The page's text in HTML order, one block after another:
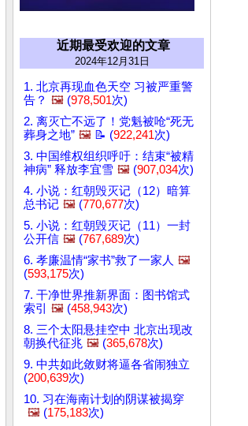
近期最受欢迎的文章
2024年12月31日
1. 北京再现血色天空 习被严重警
告？ 🖼️ (978,501次)
2. 离灭亡不远了！党魁被呛“死无
葬身之地” 🖼️ 📝 (922,241次)
3. 中国维权组织呼吁：结束“被精
神病” 释放李宜雪 🖼️ (907,034次)
4. 小说：红朝毁灭记（12）暗算
总书记 🖼️ (770,677次)
5. 小说：红朝毁灭记（11）一封
公开信 🖼️ (767,689次)
6. 孝廉温情“家书”救了一家人 🖼️
(593,175次)
7. 干净世界推新界面：图书馆式
索引
🖼️ (458,943次)
8. 三个太阳悬挂空中 北京出现改
朝换代征兆 🖼️ (365,678次)
9. 中共如此敛财将逼各省闹独立
(200,639次)
10. 习在海南计划的阴谋被揭穿
🖼️ (175,183次)